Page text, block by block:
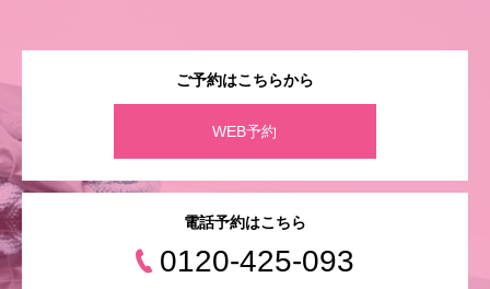
ご予約はこちらから
WEB予約
電話予約はこちら
0120-425-093